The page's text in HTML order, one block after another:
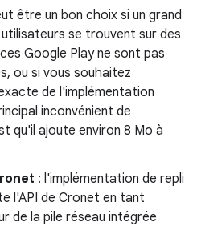
être un bon choix si un grand
se trouvent sur des
Google Play ne sont pas
ou si vous souhaitez
de l'implémentation
inconvénient de
qu'il ajoute environ 8 Mo à
: l'implémentation de repli
l'API de Cronet en tant
de la pile réseau intégrée